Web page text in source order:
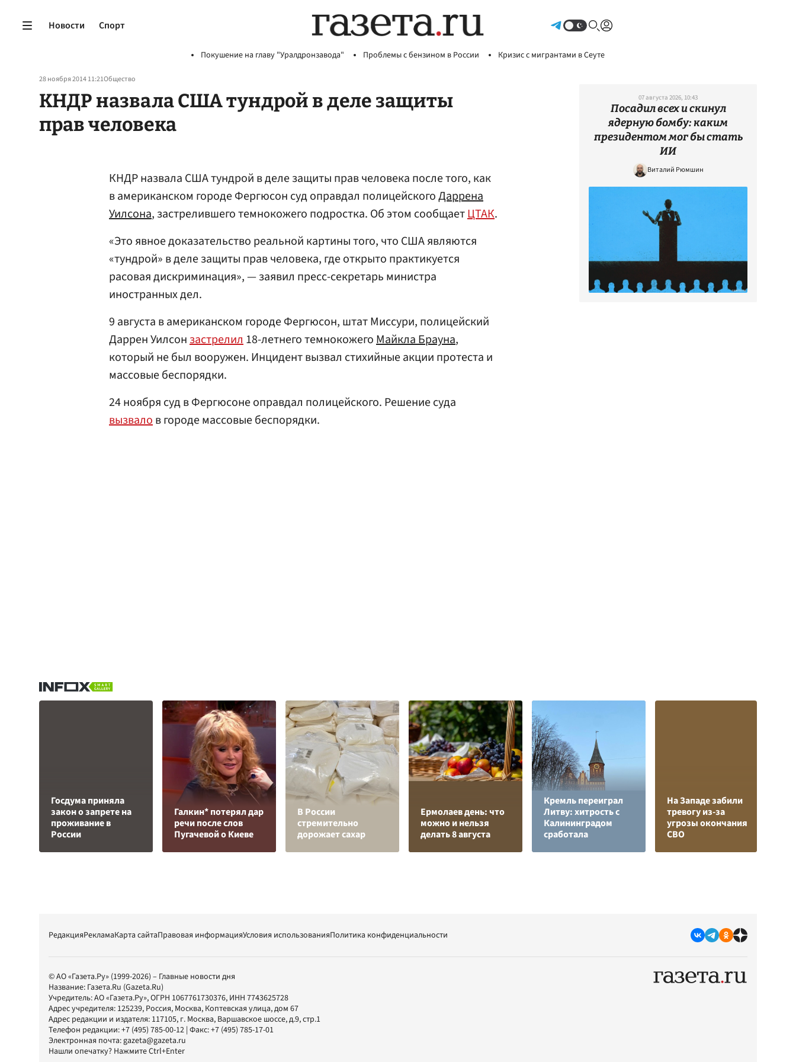
Новости Спорт
Покушение на главу "Уралдронзавода" Проблемы с бензином в России Кризис с мигрантами в Сеуте
28 ноября 2014 11:21Общество
КНДР назвала США тундрой в деле защиты
прав человека
КНДР назвала США тундрой в деле защиты прав человека после того, как
в американском городе Фергюсон суд оправдал полицейскогоДаррена
Уилсона, застрелившего темнокожего подростка. Об этом сообщаетЦТАК.
«Это явное доказательство реальной картины того, что США являются
«тундрой» в деле защиты прав человека, где открыто практикуется
расовая дискриминация», — заявил пресс-секретарь министра
иностранных дел.
9 августа в американском городе Фергюсон, штат Миссури, полицейский
Даррен Уилсонзастрелил18-летнего темнокожегоМайкла Брауна,
который не был вооружен. Инцидент вызвал стихийные акции протеста и
массовые беспорядки.
24 ноября суд в Фергюсоне оправдал полицейского. Решение суда
вызвалов городе массовые беспорядки.
07 августа 2026, 10:43
Посадил всех и скинул
ядерную бомбу: каким
президентом мог бы стать
ИИ
Виталий Рюмшин
Госдума приняла
закон о запрете на
проживание в
России
Галкин* потерял дар
речи после слов
Пугачевой о Киеве
В России
стремительно
дорожает сахар
Ермолаев день: что
можно и нельзя
делать 8 августа
Кремль переиграл
Литву: хитрость с
Калининградом
сработала
На Западе забили
тревогу из-за
угрозы окончания
СВО
РедакцияРекламаКарта сайтаПравовая информацияУсловия использованияПолитика конфиденциальности
© АО «Газета.Ру» (1999-2026) – Главные новости дня
Название: Газета.Ru (Gazeta.Ru)
Учредитель:АО «Газета.Ру», ОГРН 1067761730376, ИНН 7743625728
Адрес учредителя: 125239, Россия, Москва, Коптевская улица, дом 67
Адрес редакции и издателя: 117105, г. Москва, Варшавское шоссе, д.9, стр.1
Телефон редакции:+7 (495) 785-00-12 | Факс:+7 (495) 785-17-01
Электронная почта:gazeta@gazeta.ru
Нашли опечатку? Нажмите Ctrl+Enter